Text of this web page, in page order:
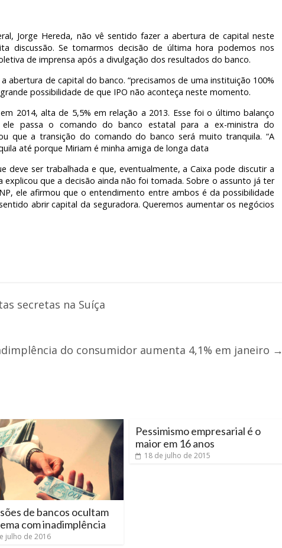
Jorge Hereda, não vê sentido fazer a abertura de capital neste
discussão. Se tomarmos decisão de última hora podemos nos
de imprensa após a divulgação dos resultados do banco.
abertura de capital do banco. “precisamos de uma instituição 100%
possibilidade de que IPO não aconteça neste momento.
2014, alta de 5,5% em relação a 2013. Esse foi o último balanço
passa o comando do banco estatal para a ex-ministra do
que a transição do comando do banco será muito tranquila. “A
até porque Miriam é minha amiga de longa data
deve ser trabalhada e que, eventualmente, a Caixa pode discutir a
que a decisão ainda não foi tomada. Sobre o assunto já ter
ele afirmou que o entendimento entre ambos é da possibilidade
abrir capital da seguradora. Queremos aumentar os negócios
secretas na Suíça
do consumidor aumenta 4,1% em janeiro →
de bancos ocultam
com inadimplência
julho de 2016
Pessimismo empresarial é o
maior em 16 anos
18 de julho de 2015